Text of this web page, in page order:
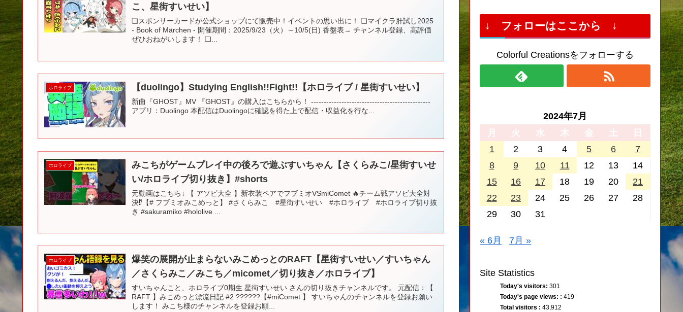
こ、星街すいせい】
❏スポンサーカードが公式ショップにて販売中！イベントの思い出に！ ❏マイクラ肝試し2025
- Book of Märchen - 開催期間：2025/9/23（火）～10/5(日) 香盤表→ チャンネル登録、高評価
ぜひおねがいします！ ❏...
ホロライブ 【duolingo】Studying English!!Fight!!【ホロライブ / 星街すいせい】
新曲『GHOST』MV 『GHOST』の購入はこちらから！ -----------------------------------------------
アプリ：Duolingo 本配信はDuolingoに確認を得た上で配信・収益化を行な...
ホロライブ
みこちがゲームプレイ中の後ろで遊ぶすいちゃん【さくらみこ/星街すいせ
い/ホロライブ切り抜き】#shorts
元動画はこちら↓ 【 アソビ大全 】新衣装ペアでフブミオVSmiComet 🔥チーム戦アソビ大全対
決⁉【# フブミオみこめっと】 #さくらみこ #星街すいせい #ホロライブ #ホロライブ切り抜
き #sakuramiko #hololive ...
ホロライブ
爆笑の展開が止まらないみこめっとのRAFT【星街すいせい／すいちゃん
／さくらみこ／みこち／micomet／切り抜き／ホロライブ】
すいちゃんこと、ホロライブ0期生 星街すいせい さんの切り抜きチャンネルです。 元配信：【
RAFT 】みこめっと漂流日記 #2 ??????【#miComet 】 すいちゃんのチャンネルを登録お願い
します！ みこち様のチャンネルを登録お願...
↓ フォローはここから ↓
Colorful Creationsをフォローする
2024年7月
月
火 水 木 金 土
日
1
2 3 4 5 6
7
8
9 10 11 12 13
14
15
16 17 18 19 20
21
22
23 24 25 26 27
28
29
30 31
« 6月 7月 »
Site Statistics
Today's visitors: 301
Today's page views: : 419
Total visitors : 43,912